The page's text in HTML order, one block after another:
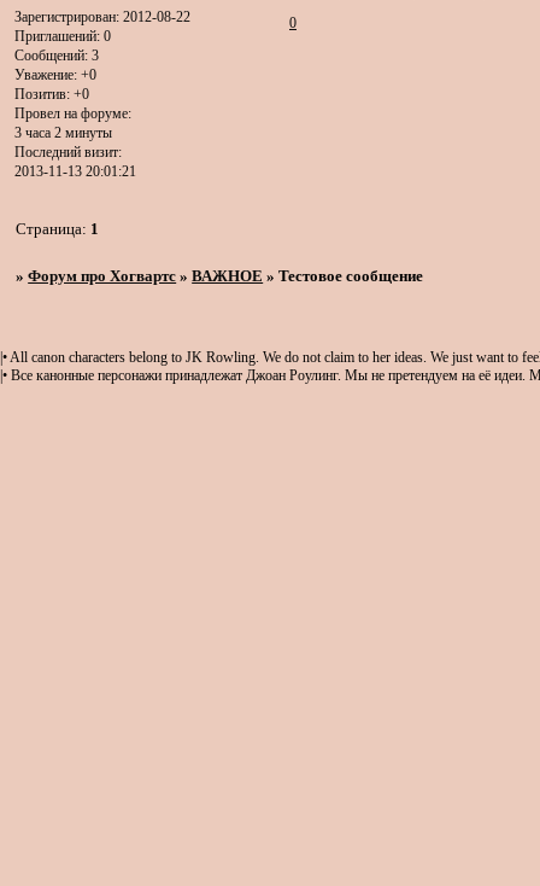
Зарегистрирован: 2012-08-22
Приглашений: 0
Сообщений: 3
Уважение: +0
Позитив: +0
Провел на форуме:
3 часа 2 минуты
Последний визит:
2013-11-13 20:01:21
0
Страница: 1
»Форум про Хогвартс »ВАЖНОЕ »Тестовое сообщение
|• All canon characters belong to JK Rowling. We do not claim to her ideas. We just want to
|• Все канонные персонажи принадлежат Джоан Роулинг. Мы не претендуем на её идеи.